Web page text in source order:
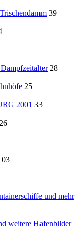
39
28
25
2001 33
und mehr
weitere Hafenbilder